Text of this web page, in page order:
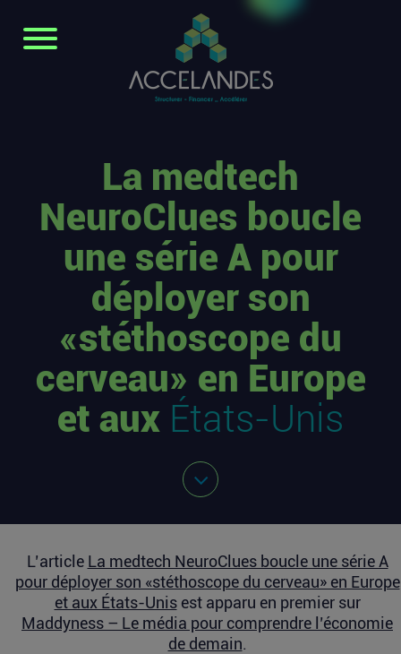
La medtech
NeuroClues boucle
une série A pour
déployer son
«stéthoscope du
cerveau» en Europe
et aux États-Unis
L’article La medtech NeuroClues boucle une série A
pour déployer son «stéthoscope du cerveau» en Europe
et aux États-Unisest apparu en premier sur
Maddyness – Le média pour comprendre l’économie
de demain.